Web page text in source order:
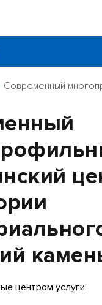
центром услуги: